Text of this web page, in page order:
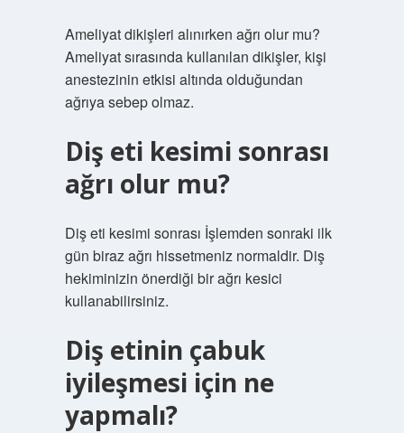
Ameliyat dikişleri alınırken ağrı olur mu?
Ameliyat sırasında kullanılan dikişler, kişi
anestezinin etkisi altında olduğundan
ağrıya sebep olmaz.
Diş eti kesimi sonrası
ağrı olur mu?
Diş eti kesimi sonrası İşlemden sonraki ilk
gün biraz ağrı hissetmeniz normaldir. Diş
hekiminizin önerdiği bir ağrı kesici
kullanabilirsiniz.
Diş etinin çabuk
iyileşmesi için ne
yapmalı?